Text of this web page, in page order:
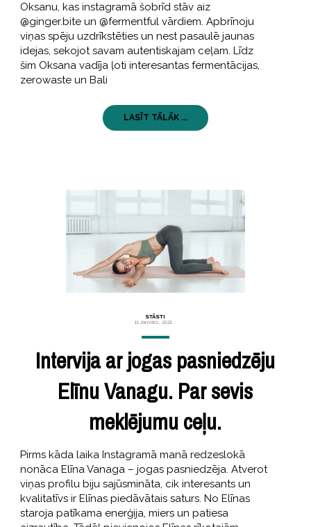
Oksanu, kas instagramā šobrīd stāv aiz
@ginger.bite un @fermentful vārdiem. Apbrīnoju
viņas spēju uzdrīkstēties un nest pasaulē jaunas
idejas, sekojot savam autentiskajam ceļam. Līdz
šim Oksana vadīja ļoti interesantas fermentācijas,
zerowaste un Bali
LASĪT TĀLĀK ...
STĀSTI
11 Janvāris, 2021
Intervija ar jogas pasniedzēju
Elīnu Vanagu. Par sevis
meklējumu ceļu.
Pirms kāda laika Instagramā manā redzeslokā
nonāca Elīna Vanaga – jogas pasniedzēja. Atverot
viņas profilu biju sajūsmināta, cik interesants un
kvalitatīvs ir Elīnas piedāvātais saturs. No Elīnas
staroja patīkama enerģija, miers un patiesa